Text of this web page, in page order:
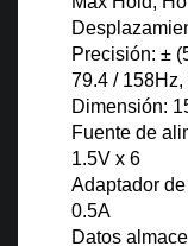
Precisión: ±
79.4 / 158Hz,
Dimensión:
Fuente de
1.5V x 6
Adaptador
0.5A
Datos